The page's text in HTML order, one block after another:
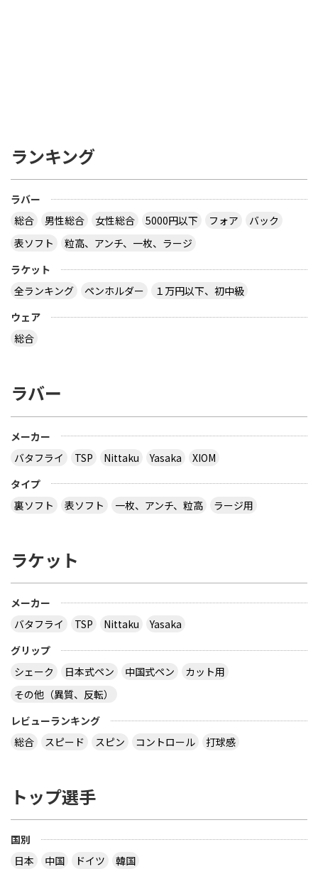
ランキング
ラバー
総合
男性総合 女性総合 5000円以下 フォア
バック
表ソフト
粒高、アンチ、一枚、ラージ
ラケット
全ランキング
ペンホルダー
１万円以下、初中級
ウェア
総合
ラバー
メーカー
バタフライ
TSP Nittaku Yasaka
XIOM
タイプ
裏ソフト
表ソフト 一枚、アンチ、粒高 ラージ用
ラケット
メーカー
バタフライ
TSP Nittaku
Yasaka
グリップ
シェーク
日本式ペン 中国式ペン
カット用
その他（異質、反転）
レビューランキング
総合
スピード スピン コントロール 打球感
トップ選手
国別
日本
中国 ドイツ
韓国